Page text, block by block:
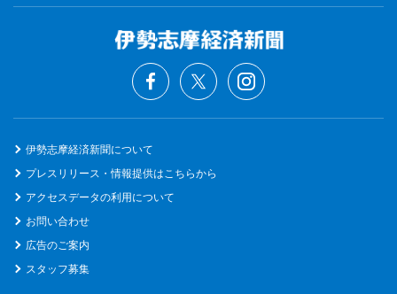
伊勢志摩経済新聞について
プレスリリース・情報提供はこちらから
アクセスデータの利用について
お問い合わせ
広告のご案内
スタッフ募集